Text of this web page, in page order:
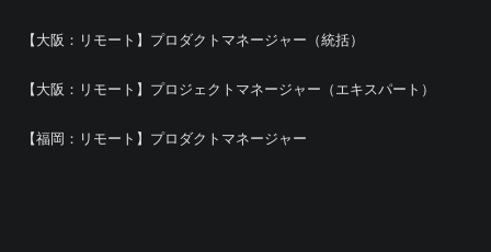
【大阪：リモート】プロダクトマネージャー（統括）
【大阪：リモート】プロジェクトマネージャー（エキスパート）
【福岡：リモート】プロダクトマネージャー